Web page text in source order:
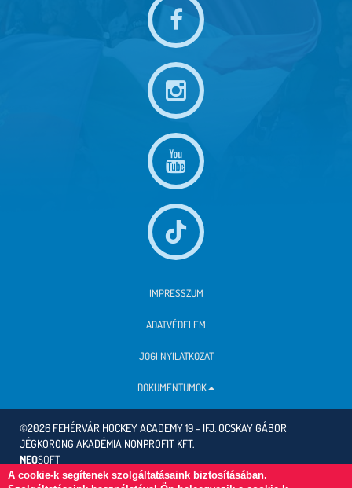
A cookie-k segítenek szolgáltatásaink biztosításában.
IMPRESSZUM
ADATVÉDELEM
JOGI NYILATKOZAT
DOKUMENTUMOK
©2026 FEHÉRVÁR HOCKEY ACADEMY 19 - IFJ. OCSKAY GÁBOR
JÉGKORONG AKADÉMIA NONPROFIT KFT.
NEOSOFT